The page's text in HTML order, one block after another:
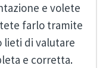
e volete
farlo tramite
lieti di valutare
e corretta.